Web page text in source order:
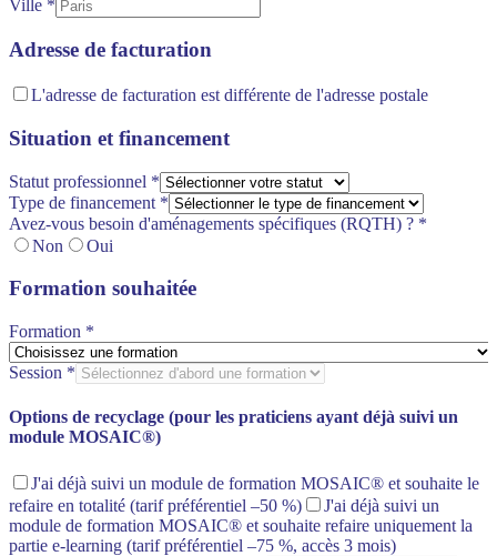
Ville *
Adresse de facturation
L'adresse de facturation est différente de l'adresse postale
Situation et financement
Statut professionnel *
Type de financement *
Avez-vous besoin d'aménagements spécifiques (RQTH) ? *
Non
Oui
Formation souhaitée
Formation *
Session *
Options de recyclage (pour les praticiens ayant déjà suivi un
module MOSAIC®)
J'ai déjà suivi un module de formation MOSAIC® et souhaite le
refaire en totalité (tarif préférentiel –50 %)
J'ai déjà suivi un
module de formation MOSAIC® et souhaite refaire uniquement la
partie e-learning (tarif préférentiel –75 %, accès 3 mois)